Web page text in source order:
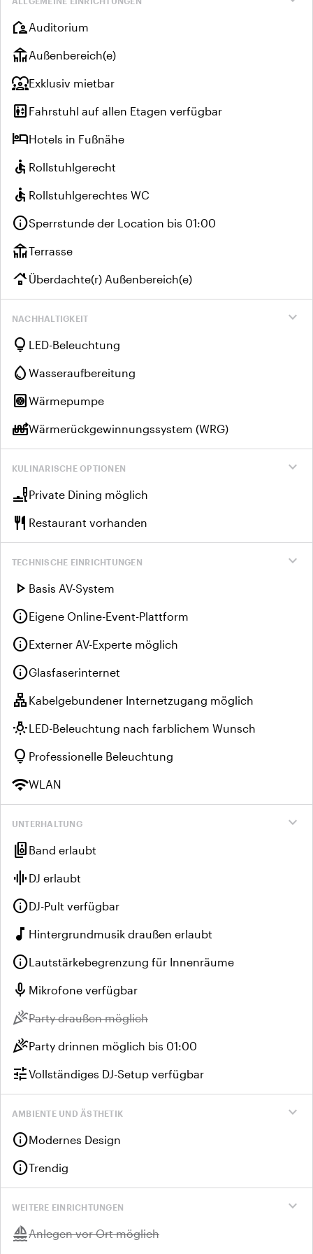
location_awayAuditorium
deckAußenbereich(e)
diversity_1Exklusiv mietbar
elevator Fahrstuhl auf allen Etagen verfügbar
hotelHotels in Fußnähe
accessible Rollstuhlgerecht
accessible Rollstuhlgerechtes WC
infoSperrstunde der Location bis 01:00
deckTerrasse
roofingÜberdachte(r) Außenbereich(e)
expand_more
NACHHALTIGKEIT
lightbulb LED-Beleuchtung
water_drop Wasseraufbereitung
heat_pumpWärmepumpe
heat_pump_balanceWärmerückgewinnungssystem (WRG)
expand_more
KULINARISCHE OPTIONEN
brunch_diningPrivate Dining möglich
restaurant Restaurant vorhanden
expand_more
TECHNISCHE EINRICHTUNGEN
play_arrow Basis AV-System
infoEigene Online-Event-Plattform
infoExterner AV-Experte möglich
infoGlasfaserinternet
lan Kabelgebundener Internetzugang möglich
wb_incandescentLED-Beleuchtung nach farblichem Wunsch
lightbulb Professionelle Beleuchtung
wifiWLAN
expand_more
UNTERHALTUNG
speaker_group Band erlaubt
graphic_eq DJ erlaubt
infoDJ-Pult verfügbar
music_note Hintergrundmusik draußen erlaubt
infoLautstärkebegrenzung für Innenräume
mic Mikrofone verfügbar
celebrationNicht verfügbar:
Party draußen möglich
celebrationParty drinnen möglich bis 01:00
tuneVollständiges DJ-Setup verfügbar
expand_more
AMBIENTE UND ÄSTHETIK
infoModernes Design
infoTrendig
expand_more
WEITERE EINRICHTUNGEN
sailingNicht verfügbar:
Anlegen vor Ort möglich